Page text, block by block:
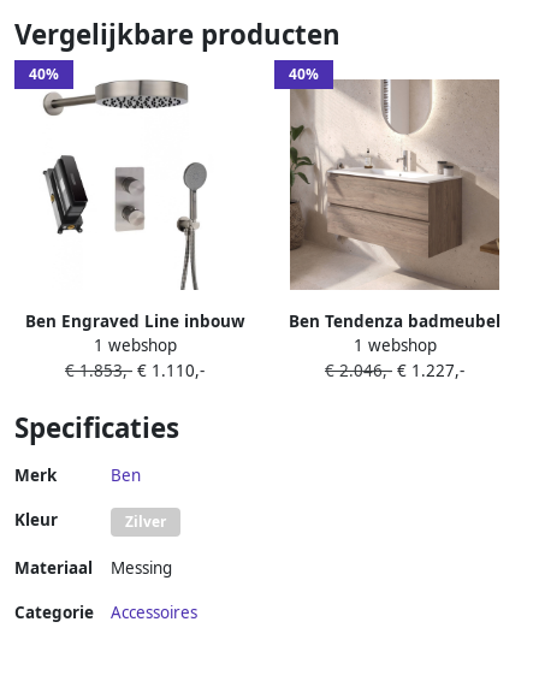
Vergelijkbare producten
40%
Ben Engraved Line inbouw
regendoucheset met 4
straalsoorten Ø25cm
coating
1 webshop
€ 1.853,- € 1.110,-
40%
Ben Tendenza badmeubel
incl. keramische wastafel
100x46x52cm congo bruin
1 webshop
€ 2.046,- € 1.227,-
Specificaties
Merk Ben
Kleur Zilver
Materiaal Messing
Categorie Accessoires